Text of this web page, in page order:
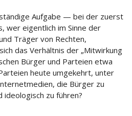
Aufgabe — bei der zuerst
wer eigentlich im Sinne der
Träger von Rechten,
das Verhältnis der „Mitwirkung
Bürger und Parteien etwa
heute umgekehrt, unter
die Bürger zu
zu führen?